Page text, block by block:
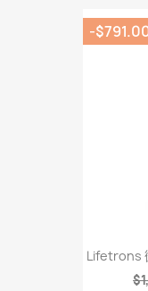
Lifetrons
-